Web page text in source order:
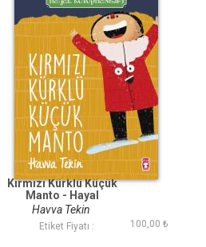
Kırmızı Kürklü Küçük
Manto - Hayal
Kütüphanesi 5
Havva Tekin
Etiket Fiyatı : 100,00 ₺